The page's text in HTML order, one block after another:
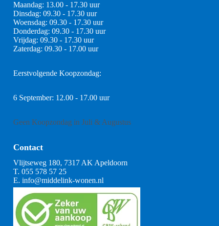
Maandag: 13.00 - 17.30 uur
Dinsdag: 09.30 - 17.30 uur
Woensdag: 09.30 - 17.30 uur
Donderdag: 09.30 - 17.30 uur
Vrijdag: 09.30 - 17.30 uur
Zaterdag: 09.30 - 17.00 uur
Eerstvolgende Koopzondag:
6 September: 12.00 - 17.00 uur
Geen Koopzondag in Juli & Augustus
Contact
Vlijtseweg 180, 7317 AK Apeldoorn
T. 055 578 57 25
E. info@middelink-wonen.nl